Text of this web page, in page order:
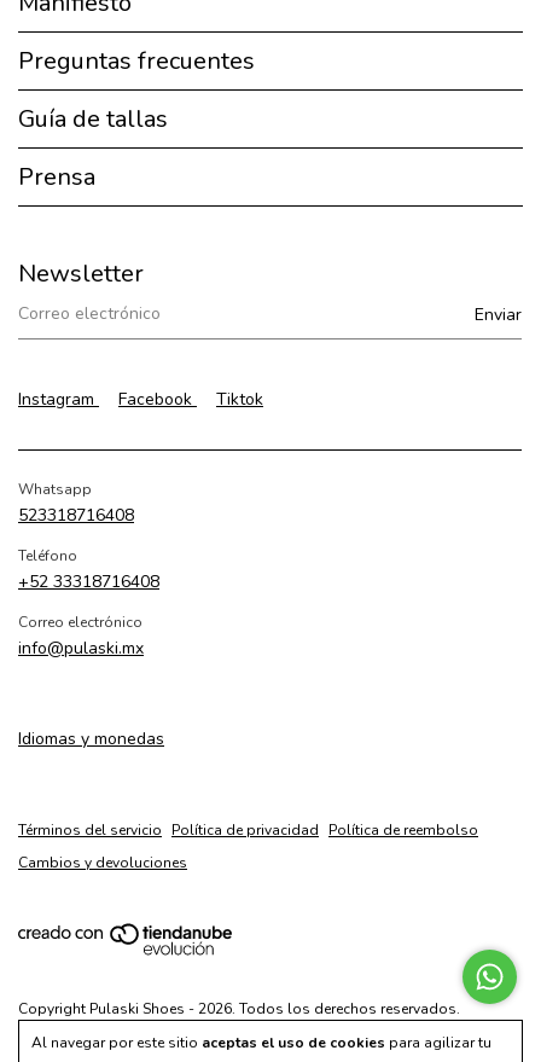
Al navegar por este sitio aceptas el uso de cookies para agilizar tu
Preguntas frecuentes
Guía de tallas
Prensa
Newsletter
Instagram Facebook Tiktok
Whatsapp
523318716408
Teléfono
+52 33318716408
Correo electrónico
info@pulaski.mx
Idiomas y monedas
Términos del servicio Política de privacidad
Política de reembolso
Cambios y devoluciones
Copyright Pulaski Shoes - 2026. Todos los derechos reservados.